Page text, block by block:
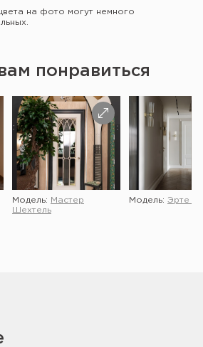
на фото могут немного
понравиться
Модель:
Мастер
Шехтель
Модель: Эрте 2